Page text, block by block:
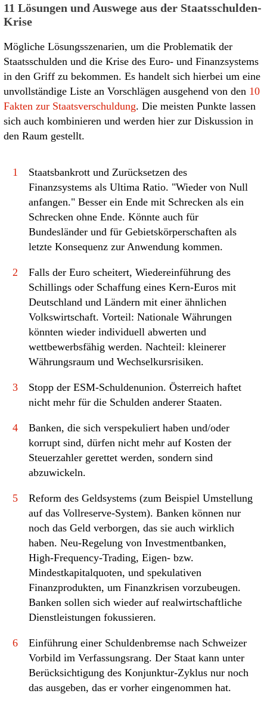
11 Lösungen und Auswege aus der Staatsschulden-
Krise
Mögliche Lösungsszenarien, um die Problematik der
Staatsschulden und die Krise des Euro- und Finanzsystems
in den Griff zu bekommen. Es handelt sich hierbei um eine
unvollständige Liste an Vorschlägen ausgehend von den 10
Fakten zur Staatsverschuldung. Die meisten Punkte lassen
sich auch kombinieren und werden hier zur Diskussion in
den Raum gestellt.
1
Staatsbankrott und Zurücksetzen des
Finanzsystems als Ultima Ratio. "Wieder von Null
anfangen." Besser ein Ende mit Schrecken als ein
Schrecken ohne Ende. Könnte auch für
Bundesländer und für Gebietskörperschaften als
letzte Konsequenz zur Anwendung kommen.
2
Falls der Euro scheitert, Wiedereinführung des
Schillings oder Schaffung eines Kern-Euros mit
Deutschland und Ländern mit einer ähnlichen
Volkswirtschaft. Vorteil: Nationale Währungen
könnten wieder individuell abwerten und
wettbewerbsfähig werden. Nachteil: kleinerer
Währungsraum und Wechselkursrisiken.
3
Stopp der ESM-Schuldenunion. Österreich haftet
nicht mehr für die Schulden anderer Staaten.
4
Banken, die sich verspekuliert haben und/oder
korrupt sind, dürfen nicht mehr auf Kosten der
Steuerzahler gerettet werden, sondern sind
abzuwickeln.
5
Reform des Geldsystems (zum Beispiel Umstellung
auf das Vollreserve-System). Banken können nur
noch das Geld verborgen, das sie auch wirklich
haben. Neu-Regelung von Investmentbanken,
High-Frequency-Trading, Eigen- bzw.
Mindestkapitalquoten, und spekulativen
Finanzprodukten, um Finanzkrisen vorzubeugen.
Banken sollen sich wieder auf realwirtschaftliche
Dienstleistungen fokussieren.
6
Einführung einer Schuldenbremse nach Schweizer
Vorbild im Verfassungsrang. Der Staat kann unter
Berücksichtigung des Konjunktur-Zyklus nur noch
das ausgeben, das er vorher eingenommen hat.